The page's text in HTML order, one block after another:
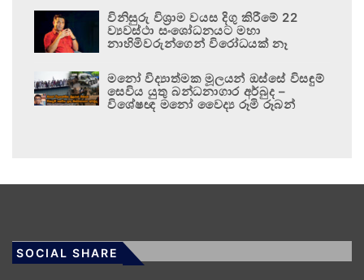
විනිසුරු විශ්‍රාම වයස දිගු කිරීමේ 22
ව්‍යවස්ථා සංශෝධනයට මහා
නාහිමිවරුන්ගෙන් විරෝධයක් නෑ
මනෝ විද්‍යාත්මක මූලයන් ඔස්සේ විසඳුම්
සෙවිය යුතු බන්ධනාගාර අර්බුද –
විශේෂඥ මනෝ වෛද්‍ය රූමි රූබන්
SOCIAL SHARE